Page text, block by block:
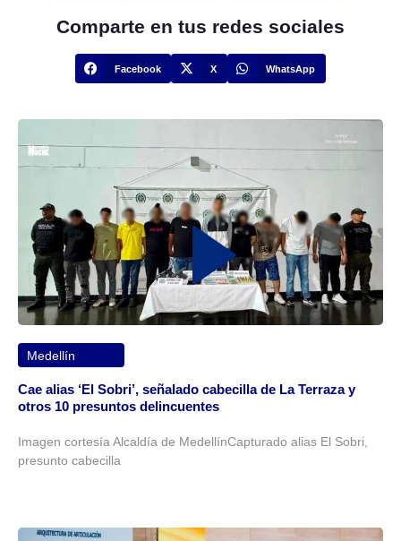
Comparte en tus redes sociales
Facebook X WhatsApp
Medellín
Cae alias ‘El Sobri’, señalado cabecilla de La Terraza y
otros 10 presuntos delincuentes
Imagen cortesía Alcaldía de MedellínCapturado alias El Sobri,
presunto cabecilla